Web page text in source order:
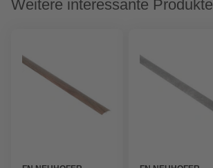
Weitere interessante Produkte